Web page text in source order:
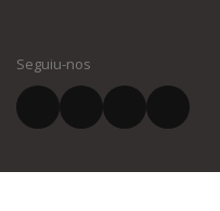
El vostre correu
Seguiu-nos